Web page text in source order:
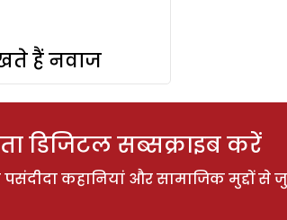
हैं नवाज
डिजिटल सब्सक्राइब करें
कहानियां और सामाजिक मुद्दों से